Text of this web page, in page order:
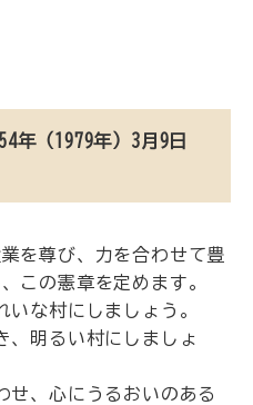
年（1979年）3月9日
を尊び、力を合わせて豊
この憲章を定めます。
いな村にしましょう。
、明るい村にしましょ
せ、心にうるおいのある